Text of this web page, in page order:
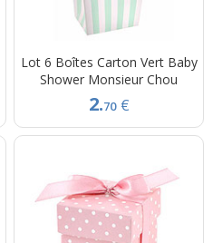
Lot 6 Boîtes Carton Vert Baby
Shower Monsieur Chou
2.70 €